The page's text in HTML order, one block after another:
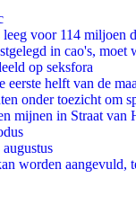
voor 114 miljoen
in cao's, moet
op seksfora
helft van de
onder toezicht om
mijnen in Straat van
worden aangevuld,